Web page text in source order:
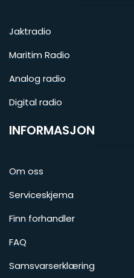
Jaktradio
Maritim Radio
Analog radio
Digital radio
INFORMASJON
Om oss
Serviceskjema
Finn forhandler
FAQ
Samsvarserklæring